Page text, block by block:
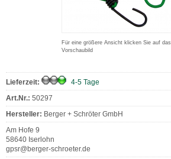
Für eine größere Ansicht klicken Sie auf das
Vorschaubild
Lieferzeit:
4-5 Tage
Art.Nr.: 50297
Hersteller: Berger + Schröter GmbH
Am Hofe 9
58640 Iserlohn
gpsr@berger-schroeter.de